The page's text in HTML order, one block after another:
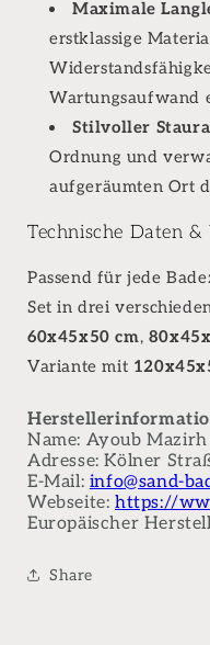
Maximale
erstklassige
Wartungsaufwand
Stilvoller
Ordnung und
aufgeräumten Ort
Technische Daten
Passend für jede
Set in drei
60x45x50 cm,
Variante mit
Name: Ayoub Mazirh
Adresse: Kölner
E-Mail: info@sand-
Webseite: https://
Europäischer
Share